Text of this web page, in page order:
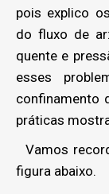
pois explico
do fluxo de
quente e
esses
confinamento
práticas
Vamos
figura abaixo.